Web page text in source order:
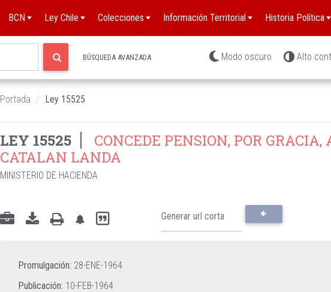
BCN Ley Chile Colecciones Información Territorial Historia Política
BÚSQUEDA AVANZADA Modo oscuro Alto
Portada Ley 15525
LEY 15525
CONCEDE PENSION, POR GRACIA,
CATALAN LANDA
MINISTERIO DE HACIENDA
Promulgación: 28-ENE-1964
Publicación: 10-FEB-1964